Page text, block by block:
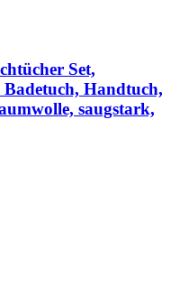
Set,
Handtuch,
saugstark,